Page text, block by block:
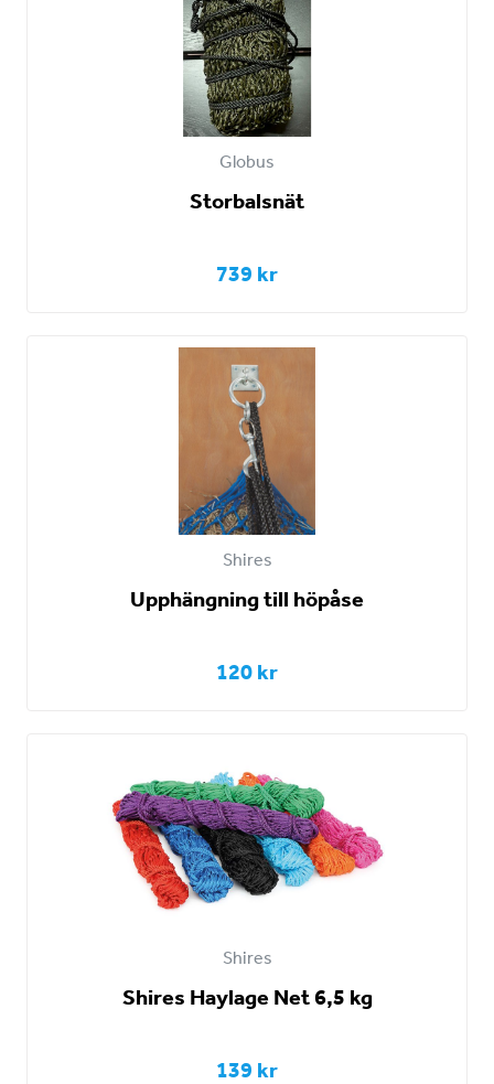
Globus
Storbalsnät
739 kr
Shires
Upphängning till höpåse
120 kr
Shires
Shires Haylage Net 6,5 kg
139 kr